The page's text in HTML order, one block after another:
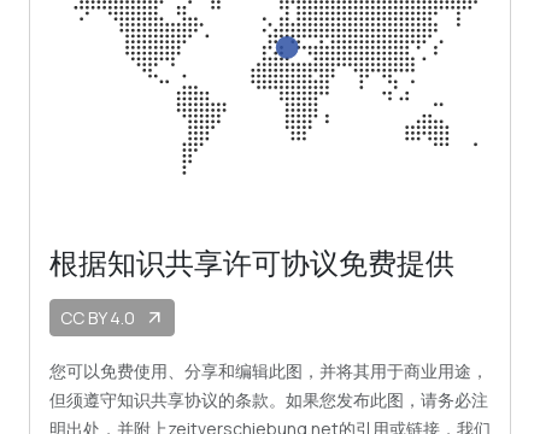
根据知识共享许可协议免费提供
CC BY 4.0 arrow_outward
您可以免费使用、分享和编辑此图，并将其用于商业用途，
但须遵守知识共享协议的条款。如果您发布此图，请务必注
明出处，并附上zeitverschiebung.net的引用或链接，我们